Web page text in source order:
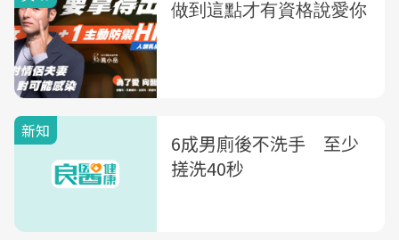
新知
6成男廁後不洗手 至少
搓洗40秒